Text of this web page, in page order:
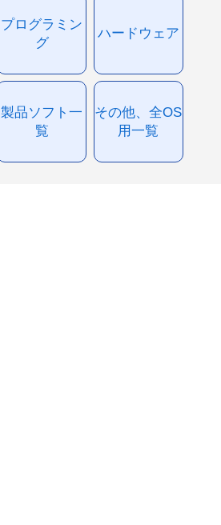
プログラミン
グ
ハードウェア
製品ソフト一
覧
その他、全OS
用一覧